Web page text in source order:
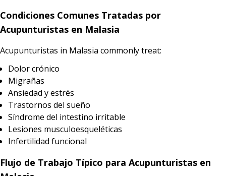
Condiciones Comunes Tratadas por
Acupunturistas en Malasia
Acupunturistas in Malasia commonly treat:
Dolor crónico
Migrañas
Ansiedad y estrés
Trastornos del sueño
Síndrome del intestino irritable
Lesiones musculoesqueléticas
Infertilidad funcional
Flujo de Trabajo Típico para Acupunturistas en